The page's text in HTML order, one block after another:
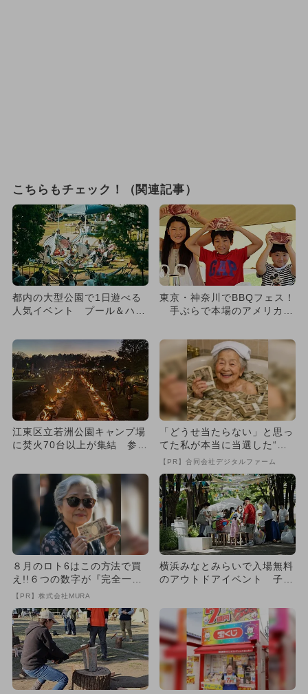
こちらもチェック！（関連記事）
都内の大型公園で1日遊べる
人気イベント プール＆ハン
東京・神奈川でBBQフェス！
手ぶらで本場のアメリカ式
江東区立若洲公園キャンプ場
に焚火70台以上が集結 参加
「どうせ当たらない」と思っ
てた私が本当に当選した“買
い方”がこれ
【PR】合同会社デジタルファーム
８月のロト6はこの方法で買
え!!６つの数字が『完全一
致』する方法
【PR】株式会社MURA
横浜みなとみらいで入場無料
のアウトドアイベント 子供